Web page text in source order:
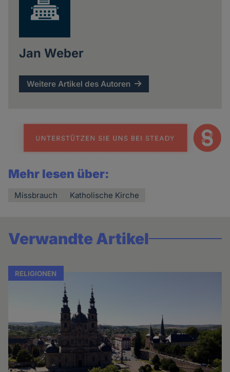
Jan Weber
Weitere Artikel des Autoren
Mehr lesen über:
Missbrauch Katholische Kirche
Verwandte Artikel
RELIGIONEN